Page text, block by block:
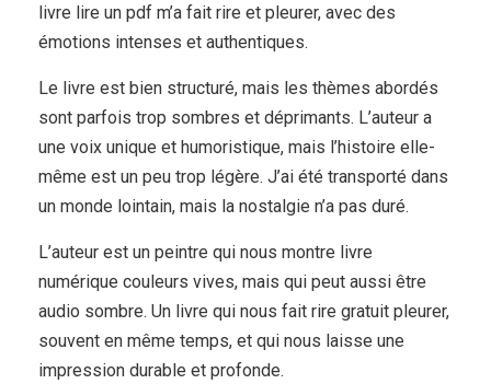
livre lire un pdf m’a fait rire et pleurer, avec des
émotions intenses et authentiques.
Le livre est bien structuré, mais les thèmes abordés
sont parfois trop sombres et déprimants. L’auteur a
une voix unique et humoristique, mais l’histoire elle-
même est un peu trop légère. J’ai été transporté dans
un monde lointain, mais la nostalgie n’a pas duré.
L’auteur est un peintre qui nous montre livre
numérique couleurs vives, mais qui peut aussi être
audio sombre. Un livre qui nous fait rire gratuit pleurer,
souvent en même temps, et qui nous laisse une
impression durable et profonde.